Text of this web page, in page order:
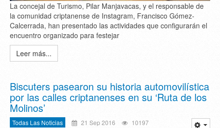
La concejal de Turismo, Pilar Manjavacas, y el responsable de
la comunidad criptanense de Instagram, Francisco Gómez-
Calcerrada, han presentado las actividades que configurarán el
encuentro organizado para festejar
Leer más...
Biscuters pasearon su historia automovilística
por las calles criptanenses en su ‘Ruta de los
Molinos’
Todas Las Noticias 21 Sep 2016 10197